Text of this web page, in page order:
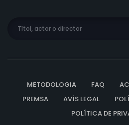
METODOLOGIA FAQ
PREMSA
AVÍS LEGAL
POLÍTICA DE